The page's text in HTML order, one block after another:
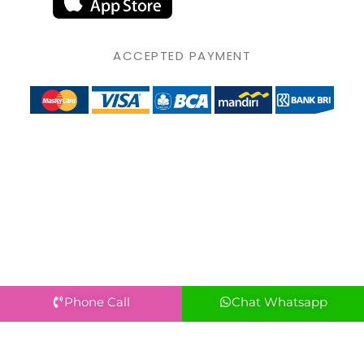
ACCEPTED PAYMENT
Phone Call Chat Whatsapp